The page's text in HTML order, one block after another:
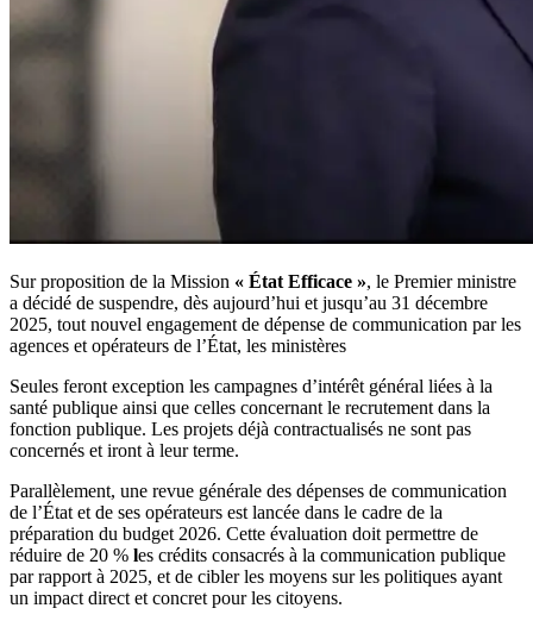
Sur proposition de la Mission « État Efficace », le Premier ministre
a décidé de suspendre, dès aujourd’hui et jusqu’au 31 décembre
2025, tout nouvel engagement de dépense de communication par les
agences et opérateurs de l’État, les ministères
Seules feront exception les campagnes d’intérêt général liées à la
santé publique ainsi que celles concernant le recrutement dans la
fonction publique. Les projets déjà contractualisés ne sont pas
concernés et iront à leur terme.
Parallèlement, une revue générale des dépenses de communication
de l’État et de ses opérateurs est lancée dans le cadre de la
préparation du budget 2026. Cette évaluation doit permettre de
réduire de 20 % les crédits consacrés à la communication publique
par rapport à 2025, et de cibler les moyens sur les politiques ayant
un impact direct et concret pour les citoyens.